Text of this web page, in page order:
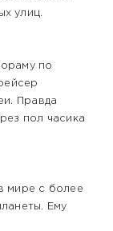
улиц.
по
Правда
пол часика
мире с более
Ему